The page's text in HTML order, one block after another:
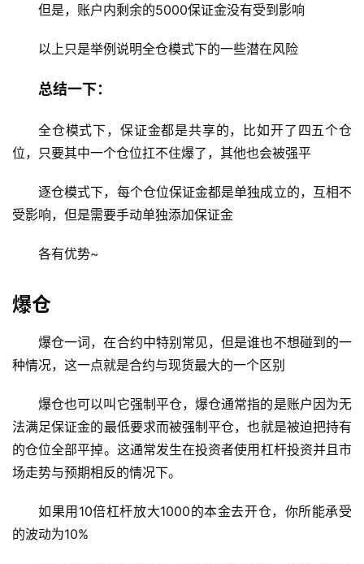
但是，账户内剩余的5000保证金没有受到影响
以上只是举例说明全仓模式下的一些潜在风险
总结一下：
全仓模式下，保证金都是共享的，比如开了四五个仓
位，只要其中一个仓位扛不住爆了，其他也会被强平
逐仓模式下，每个仓位保证金都是单独成立的，互相不
受影响，但是需要手动单独添加保证金
各有优势~
爆仓
爆仓一词，在合约中特别常见，但是谁也不想碰到的一
种情况，这一点就是合约与现货最大的一个区别
爆仓也可以叫它强制平仓，爆仓通常指的是账户因为无
法满足保证金的最低要求而被强制平仓，也就是被迫把持有
的仓位全部平掉。这通常发生在投资者使用杠杆投资并且市
场走势与预期相反的情况下。
如果用10倍杠杆放大1000的本金去开仓，你所能承受
的波动为10%